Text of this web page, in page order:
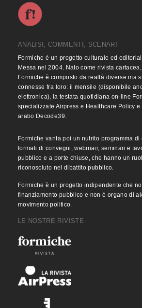
ANALISI, COMMENTI, SCENARI
Formiche è un progetto culturale ed
Messa nel 2004. Nato come rivista
Formiche è composto da realtà diverse ma
connesse fra loro: il mensile (disponibile
elettronica), la testata quotidiana on-line
specializzate Airpress e Healthcare Policy
arabo Decode39.
Formiche vanta poi un nutrito programma
formati di convegni, webinair, seminari e
pubblico e a porte chiuse, che hanno un
riconosciuto nel dibattito pubblico.
Formiche è un progetto indipendente che
finanziamento pubblico e non è organo di
movimento politico.
LE NOSTRE RIVISTE